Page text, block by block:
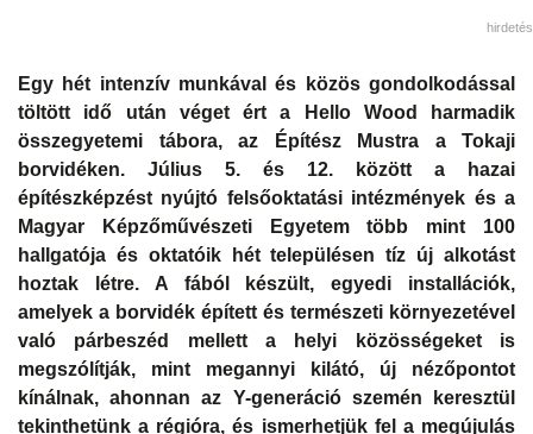
hirdetés
Egy hét intenzív munkával és közös gondolkodással
töltött idő után véget ért a Hello Wood harmadik
összegyetemi tábora, az Építész Mustra a Tokaji
borvidéken. Július 5. és 12. között a hazai
építészképzést nyújtó felsőoktatási intézmények és a
Magyar Képzőművészeti Egyetem több mint 100
hallgatója és oktatóik hét településen tíz új alkotást
hoztak létre. A fából készült, egyedi installációk,
amelyek a borvidék épített és természeti környezetével
való párbeszéd mellett a helyi közösségeket is
megszólítják, mint megannyi kilátó, új nézőpontot
kínálnak, ahonnan az Y-generáció szemén keresztül
tekinthetünk a régióra, és ismerhetjük fel a megújulás